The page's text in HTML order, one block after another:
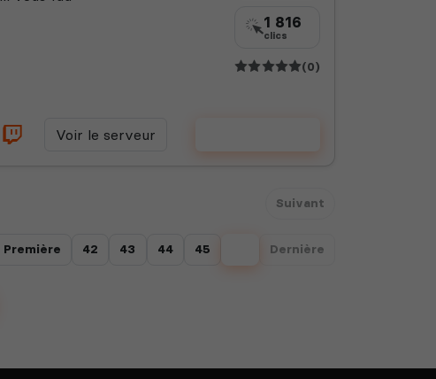
1 816
clics
(0)
Voir le serveur
Suivant
Première 42 43 44 45 Dernière